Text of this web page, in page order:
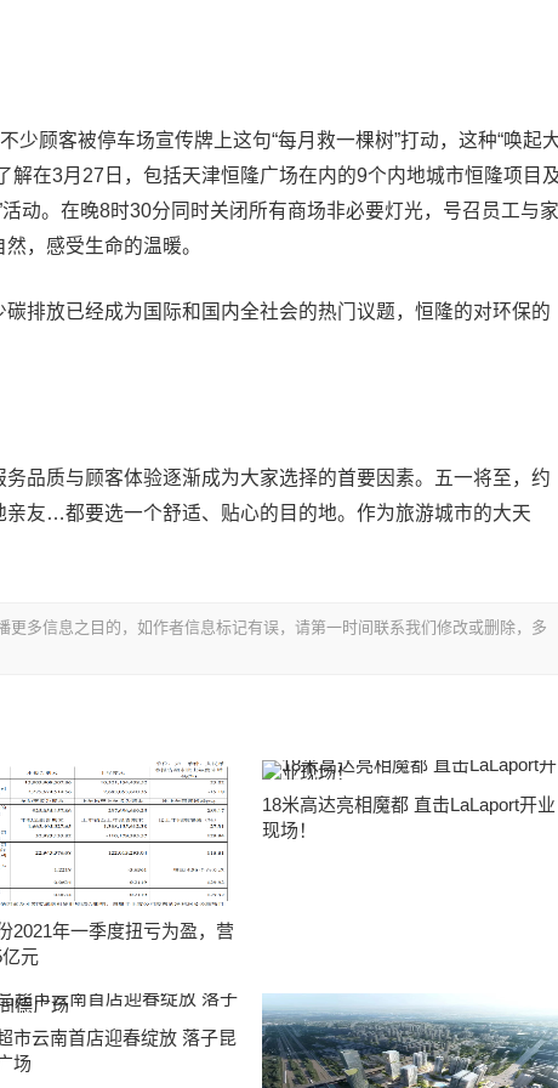
少顾客被停车场宣传牌上这句“每月救一棵树”打动，这种“唤起
解在3月27日，包括天津恒隆广场在内的9个内地城市恒隆项目
动。在晚8时30分同时关闭所有商场非必要灯光，号召员工与家
，感受生命的温暖。
排放已经成为国际和国内全社会的热门议题，恒隆的对环保的
品质与顾客体验逐渐成为大家选择的首要因素。五一将至，约
友…都要选一个舒适、贴心的目的地。作为旅游城市的大天
多信息之目的，如作者信息标记有误，请第一时间联系我们修改或删除，多
2021年一季度扭亏为盈，营
元
18米高达亮相魔都 直击LaLaport开业
现场！
市云南首店迎春绽放 落子昆
场